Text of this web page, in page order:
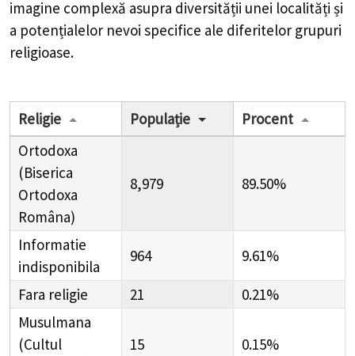
imagine complexă asupra diversității unei localități și
a potențialelor nevoi specifice ale diferitelor grupuri
religioase.
Religie Populație
Procent
Ortodoxa
(Biserica
Ortodoxa
Româna)
8,979 89.50%
Informatie
indisponibila
964 9.61%
Fara religie 21
0.21%
Musulmana
(Cultul
15 0.15%